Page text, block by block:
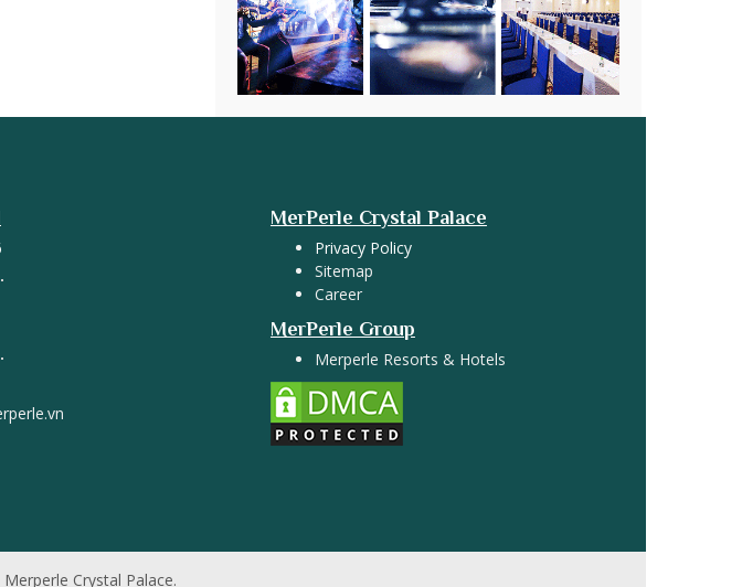
MerPerle Crystal Palace
Privacy Policy
Sitemap
Career
MerPerle Group
Merperle Resorts & Hotels
Crystal Palace.